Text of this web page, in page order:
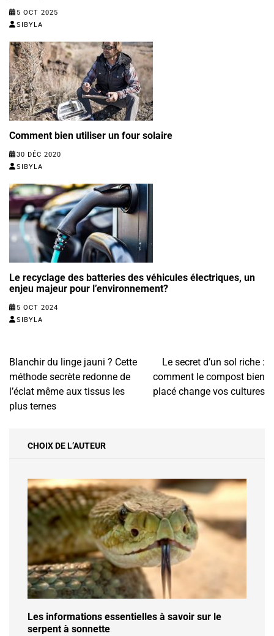
5 OCT 2025
SIBYLA
Comment bien utiliser un four solaire
30 DÉC 2020
SIBYLA
Le recyclage des batteries des véhicules électriques, un
enjeu majeur pour l’environnement?
5 OCT 2024
SIBYLA
Navigation
de
l’article
Blanchir du linge jauni ? Cette
méthode secrète redonne de
l’éclat même aux tissus les
plus ternes
Le secret d’un sol riche :
comment le compost bien
placé change vos cultures
CHOIX DE L’AUTEUR
Les informations essentielles à savoir sur le
serpent à sonnette